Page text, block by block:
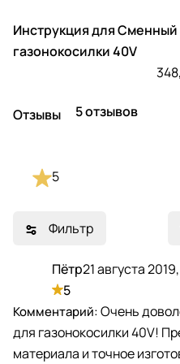
Инструкция для Сменный
газонокосилки 40V
Отзывы 5 отзывов
Фильтр
Пётр21 августа
5
Очень
для газонокосилки 40V!
материала и точное
5